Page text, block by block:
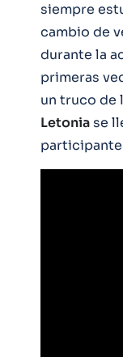
siempre
cambio de
durante la
primeras
un truco de
Letoniase